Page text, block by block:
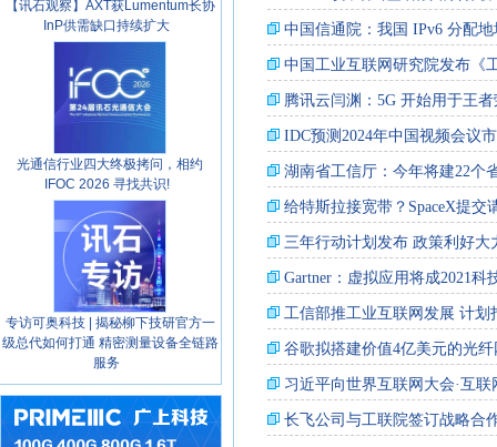
【讯石观察】AXT获Lumentum长协
InP供需缺口持续扩大
光通信行业四大终极拷问，相约
IFOC 2026 寻找共识!
专访可奥科技 | 揭秘柳下技研官方一
级总代如何打通 精密测量设备全链路
服务